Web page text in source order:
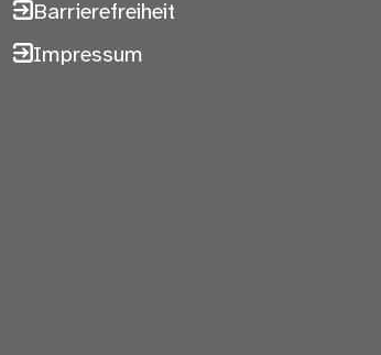
Barrierefreiheit
Impressum